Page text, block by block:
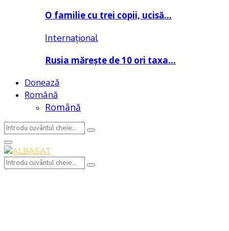
O familie cu trei copii, ucisă…
Internațional
Rusia mărește de 10 ori taxa…
Donează
Română
Română
Search
for:
Search
Primary
Menu
Search
Search